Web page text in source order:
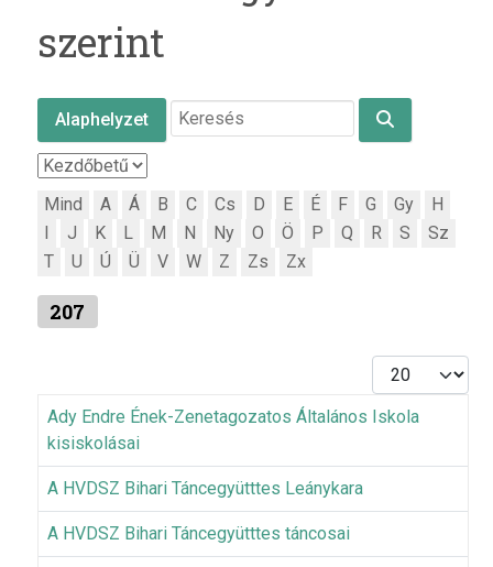
szerint
Alaphelyzet
Mind A Á B C Cs D E É F G Gy
H
J K L M N Ny O Ö P Q R S
Sz
T
U Ú Ü V W Z Zs Zx
207
Tételek #
Ady Endre Ének-Zenetagozatos Általános Iskola
kisiskolásai
A HVDSZ Bihari Táncegyütttes Leánykara
A HVDSZ Bihari Táncegyütttes táncosai